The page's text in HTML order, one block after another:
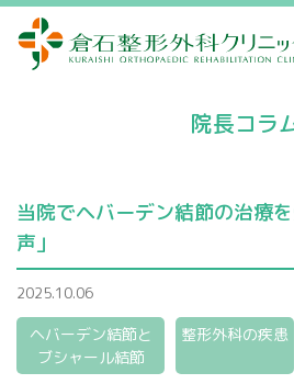
アクセス
送迎
院長コラム
お知らせ
院長コラ
当院でヘバーデン結節の治療
声」
2025.10.06
ヘバーデン結節と
ブシャール結節
整形外科の疾患